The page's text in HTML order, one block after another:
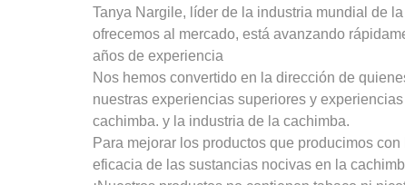
Tanya Nargile, líder de la industria mundial de
ofrecemos al mercado, está avanzando
años de experiencia
Nos hemos convertido en la dirección de
nuestras experiencias superiores y
cachimba. y la industria de la cachimba.
Para mejorar los productos que producimos
eficacia de las sustancias nocivas en la